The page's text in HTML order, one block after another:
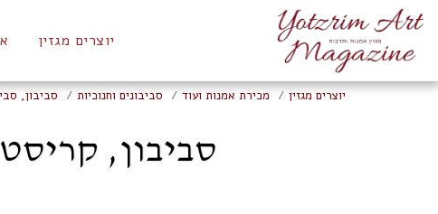
יוצרים מגזין
יוצרים מגזין מכירת אמנות ועוד סביבונים וחנוכיות סביבון,
סביבון,